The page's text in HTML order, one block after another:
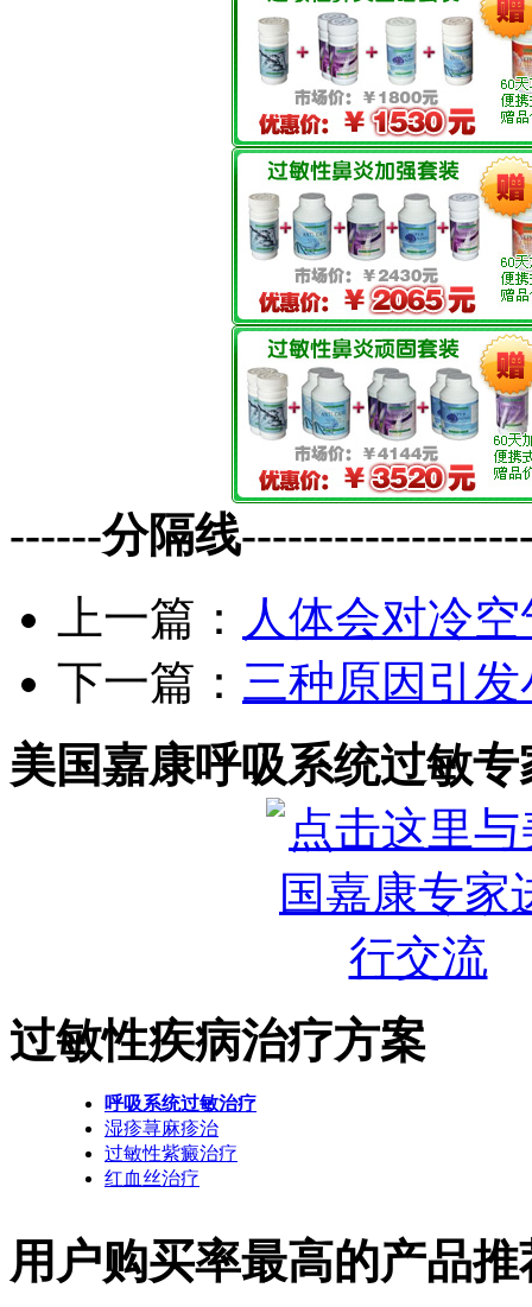
------分隔线
上一篇： 人体会对冷
下一篇： 三种原因引
美国嘉康呼吸系统过敏
过敏性疾病治疗方案
呼吸系统过敏治疗
湿疹荨麻疹治
过敏性紫癜治疗
红血丝治疗
用户购买率最高的产品推